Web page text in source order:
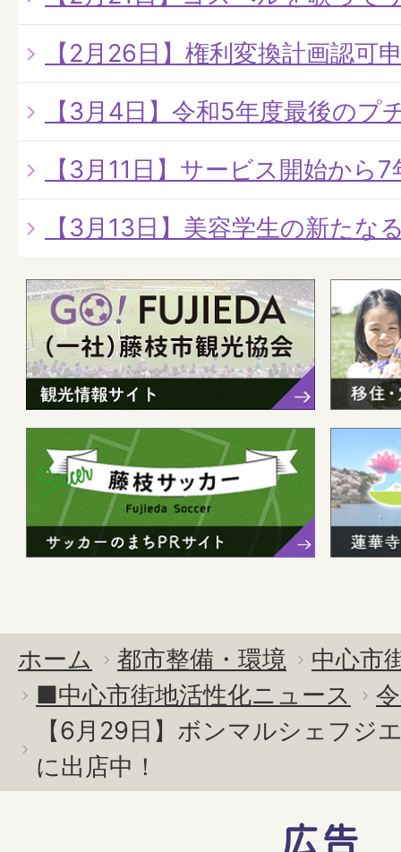
【2月26日】権利変換計画認可
【3月4日】令和5年度最後のプ
【3月11日】サービス開始から
【3月13日】美容学生の新たな
ホーム 都市整備・環境
中心市
■中心市街地活性化ニュース
【6月29日】ボンマルシェフジ
に出店中！
広告